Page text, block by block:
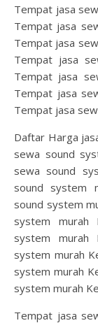
Tempat jasa
Tempat jasa
Tempat jasa
Tempat jasa
Tempat jasa
Tempat jasa
Tempat jasa
Daftar Harga
sewa sound
sewa sound
sound system
sound system
system murah
system murah
system murah
system murah
system murah
Tempat jasa